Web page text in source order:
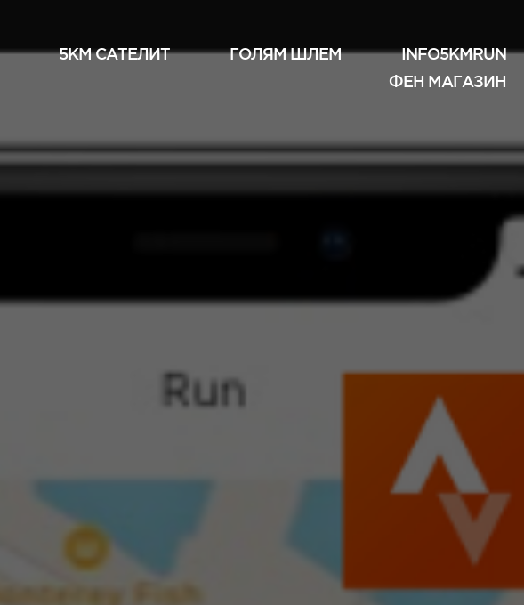
5KM САТЕЛИТ ГОЛЯМ ШЛЕМ
INFO5KMRUN
ФЕН МАГАЗИН